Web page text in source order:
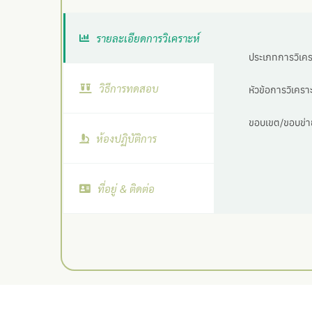
รายละเอียดการวิเคราะห์
วิธีการทดสอบ
ห้องปฏิบัติการ
ที่อยู่ & ติดต่อ
ประเภทการวิเค
หัวข้อการวิเครา
ขอบเขต/ขอบข่า